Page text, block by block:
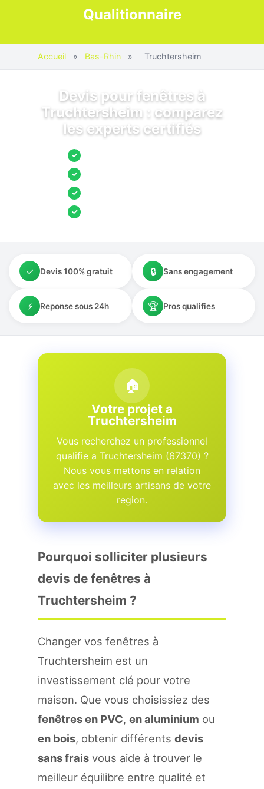
Qualitionnaire
Accueil » Bas-Rhin » Truchtersheim
Devis pour fenêtres à
Truchtersheim : comparez
les experts certifiés
✓
✓
✓
✓
✓ Devis 100% gratuit 🔒 Sans engagement
⚡ Reponse sous 24h 🏆 Pros qualifies
🏠
Votre projet a
Truchtersheim
Vous recherchez un professionnel
qualifie a Truchtersheim (67370) ?
Nous vous mettons en relation
avec les meilleurs artisans de votre
region.
Pourquoi solliciter plusieurs
devis de fenêtres à
Truchtersheim ?
Changer vos fenêtres à
Truchtersheim est un
investissement clé pour votre
maison. Que vous choisissiez des
fenêtres en PVC, en aluminium ou
en bois, obtenir différents devis
sans frais vous aide à trouver le
meilleur équilibre entre qualité et